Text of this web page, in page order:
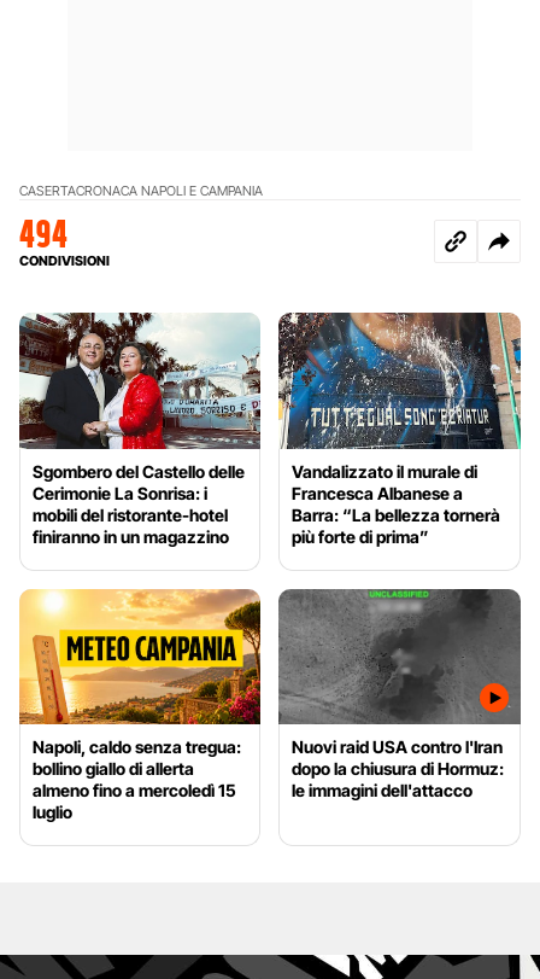
CASERTACRONACA NAPOLI E CAMPANIA
494
CONDIVISIONI
Sgombero del Castello delle
Cerimonie La Sonrisa: i
mobili del ristorante-hotel
finiranno in un magazzino
Vandalizzato il murale di
Francesca Albanese a
Barra: “La bellezza tornerà
più forte di prima”
Napoli, caldo senza tregua:
bollino giallo di allerta
almeno fino a mercoledì 15
luglio
Nuovi raid USA contro l'Iran
dopo la chiusura di Hormuz:
le immagini dell'attacco